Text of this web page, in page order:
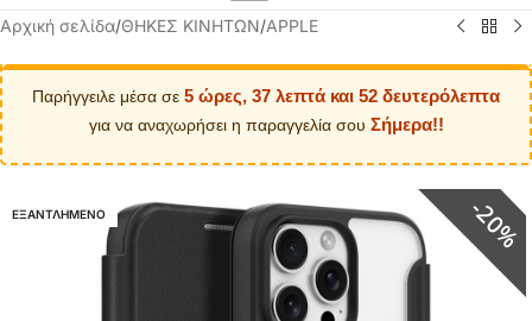
Αρχική σελίδα/ΘΗΚΕΣ ΚΙΝΗΤΩΝ/APPLE
Παρήγγειλε μέσα σε 5 ώρες, 37 λεπτά και 52 δευτερόλεπτα
για να αναχωρήσει η παραγγελία σου Σήμερα!!
ΕΞΑΝΤΛΗΜΕΝΟ 20%